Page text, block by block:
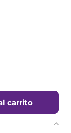
carrito